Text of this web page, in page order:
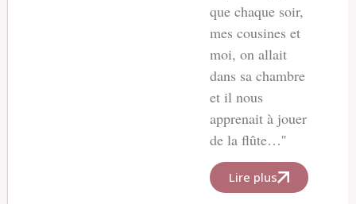
que chaque soir,
mes cousines et
moi, on allait
dans sa chambre
et il nous
apprenait à jouer
de la flûte…''
Lire plus